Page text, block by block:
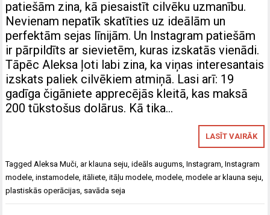
patiešām zina, kā piesaistīt cilvēku uzmanību.
Nevienam nepatīk skatīties uz ideālām un
perfektām sejas līnijām. Un Instagram patiešām
ir pārpildīts ar sievietēm, kuras izskatās vienādi.
Tāpēc Aleksa ļoti labi zina, ka viņas interesantais
izskats paliek cilvēkiem atmiņā. Lasi arī: 19
gadīga čigāniete apprecējās kleitā, kas maksā
200 tūkstošus dolārus. Kā tika…
LASĪT VAIRĀK
Tagged Aleksa Muči ,ar klauna seju ,ideāls augums ,Instagram ,Instagram
modele ,instamodele ,itāliete ,itāļu modele ,modele ,modele ar klauna seju
plastiskās operācijas savāda seja